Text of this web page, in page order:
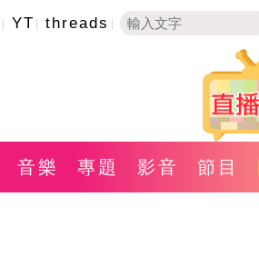
YT threads
音樂 專題 影音 節目